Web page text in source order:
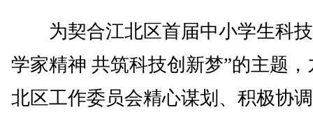
为契合江北区首届中小学生科技
学家精神 共筑科技创新梦”的主题
北区工作委员会精心谋划、积极协